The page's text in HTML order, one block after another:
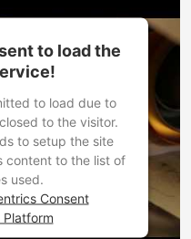
to load the
to load due to
to the visitor.
to setup the site
content to the list of
used.
Consent
Platform